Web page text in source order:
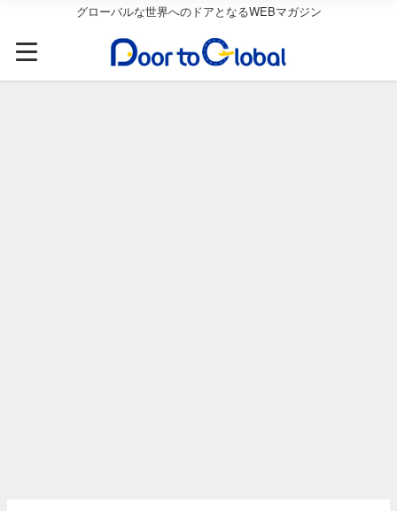
グローバルな世界へのドアとなるWEBマガジン